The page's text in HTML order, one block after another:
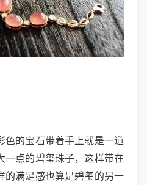
色的宝石带着手上就是一道
一点的碧玺珠子，这样带在
的满足感也算是碧玺的另一